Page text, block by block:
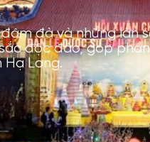
đà và những làn
độc đáo, góp
Hạ Long.